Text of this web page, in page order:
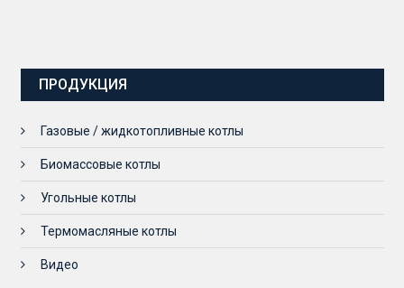
ПРОДУКЦИЯ
Газовые / жидкотопливные котлы
Биомассовые котлы
Угольные котлы
Термомасляные котлы
Видео